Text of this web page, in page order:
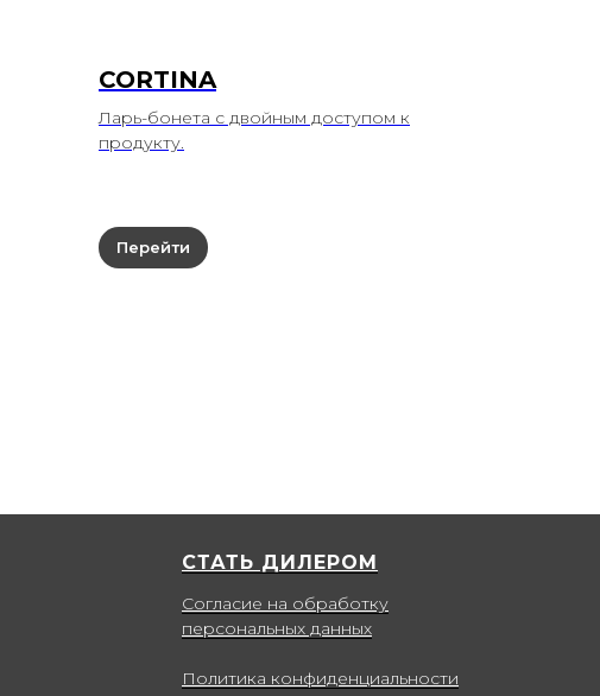
CORTINA
Ларь-бонета с двойным доступом к
продукту.
Перейти
СТАТЬ ДИЛЕРОМ
Согласие на обработку
персональных данных
Политика конфиденциальности